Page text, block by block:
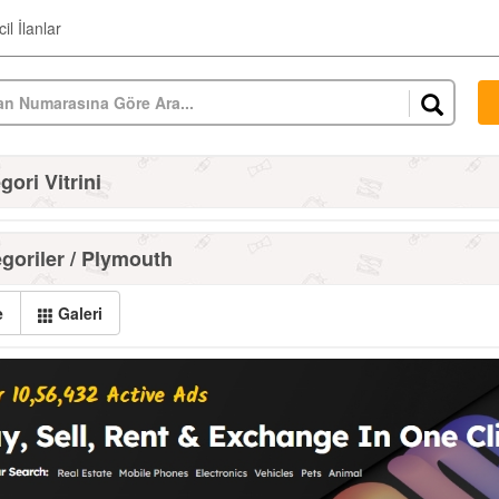
İlanlar
Vitrini
/ Plymouth
Galeri